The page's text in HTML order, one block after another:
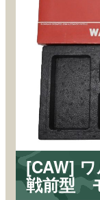
[CAW]
戦前型